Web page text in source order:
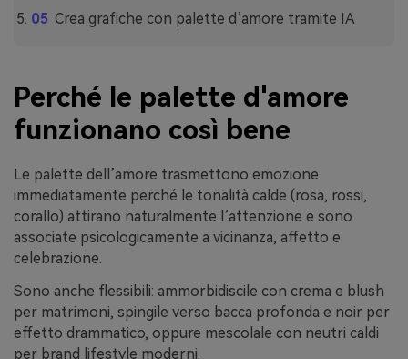
Crea grafiche con palette d’amore tramite IA
Perché le palette d'amore
funzionano così bene
Le palette dell’amore trasmettono emozione
immediatamente perché le tonalità calde (rosa, rossi,
corallo) attirano naturalmente l’attenzione e sono
associate psicologicamente a vicinanza, affetto e
celebrazione.
Sono anche flessibili: ammorbidiscile con crema e blush
per matrimoni, spingile verso bacca profonda e noir per
effetto drammatico, oppure mescolale con neutri caldi
per brand lifestyle moderni.